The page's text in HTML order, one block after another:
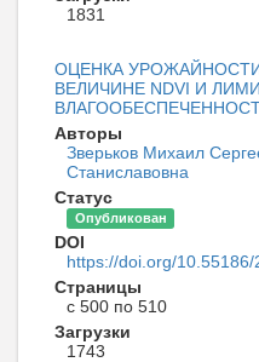
1831
ОЦЕНКА
ВЕЛИЧИНЕ NDVI И
Авторы
Зверьков Михаил
Станиславовна
Статус
Опубликован
DOI
https://doi.org/
Страницы
с 500 по 510
Загрузки
1743